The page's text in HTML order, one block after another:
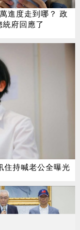
進度走到哪？ 政
統府回應了
住持喊老公全曝光